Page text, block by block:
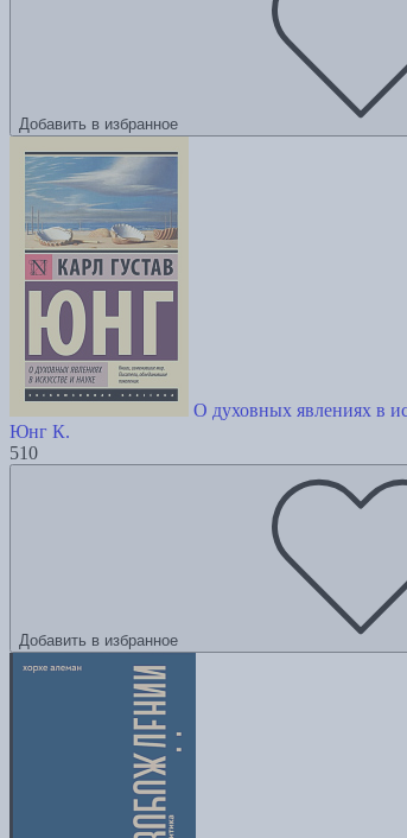
Добавить в избранное
О духовных явлениях в
Юнг К.
510
Добавить в избранное